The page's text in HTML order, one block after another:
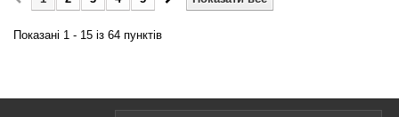
Показані 1 - 15 із 64 пунктів